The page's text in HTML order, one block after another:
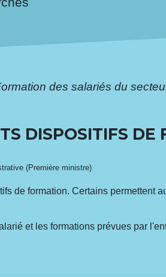
des salariés du
DISPOSITIFS
(Première ministre)
de formation. Certains permettent
et les formations prévues par